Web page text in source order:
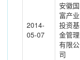
2014-
05-07
安徽国
富产业
投资基
金管理
有限公
司